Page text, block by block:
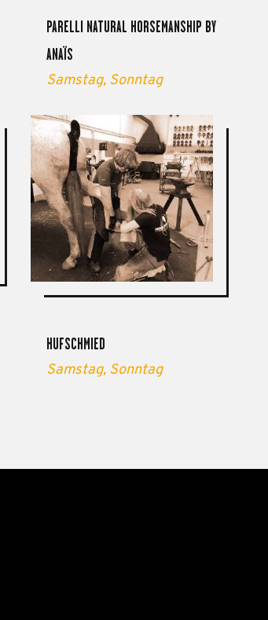
PARELLI NATURAL HORSEMANSHIP BY
ANAÏS
Samstag, Sonntag
HUFSCHMIED
Samstag, Sonntag